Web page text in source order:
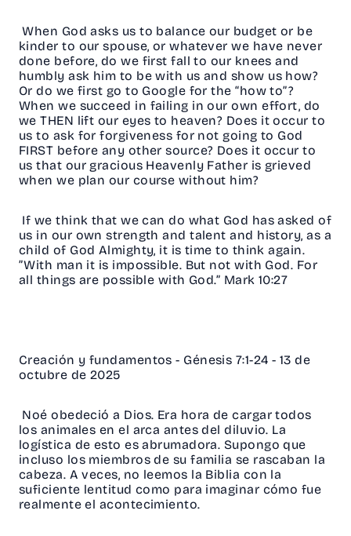
When God asks us to balance our budget or be
kinder to our spouse, or whatever we have never
done before, do we first fall to our knees and
humbly ask him to be with us and show us how?
Or do we first go to Google for the “how to”?
When we succeed in failing in our own effort, do
we THEN lift our eyes to heaven? Does it occur to
us to ask for forgiveness for not going to God
FIRST before any other source? Does it occur to
us that our gracious Heavenly Father is grieved
when we plan our course without him?
If we think that we can do what God has asked of
us in our own strength and talent and history, as a
child of God Almighty, it is time to think again.
”With man it is impossible. But not with God. For
all things are possible with God.” Mark 10:27
Creación y fundamentos - Génesis 7:1-24 - 13 de
octubre de 2025
Noé obedeció a Dios. Era hora de cargar todos
los animales en el arca antes del diluvio. La
logística de esto es abrumadora. Supongo que
incluso los miembros de su familia se rascaban la
cabeza. A veces, no leemos la Biblia con la
suficiente lentitud como para imaginar cómo fue
realmente el acontecimiento.